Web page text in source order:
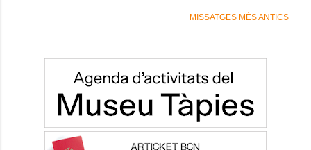
MISSATGES MÉS ANTICS